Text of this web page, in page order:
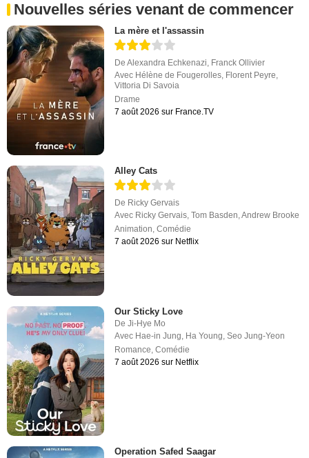
Nouvelles séries venant de commencer
La mère et l'assassin
DeAlexandra Echkenazi, Franck Ollivier
Avec Hélène de Fougerolles, Florent Peyre,
Vittoria Di Savoia
Drame
7 août 2026 sur France.TV
Alley Cats
De Ricky Gervais
Avec Ricky Gervais,Tom Basden,Andrew Brooke
Animation,Comédie
7 août 2026 sur Netflix
Our Sticky Love
DeJi-Hye Mo
Avec Hae-in Jung Ha Young ,Seo Jung-Yeon
Romance ,Comédie
7 août 2026 sur Netflix
Operation Safed Saagar